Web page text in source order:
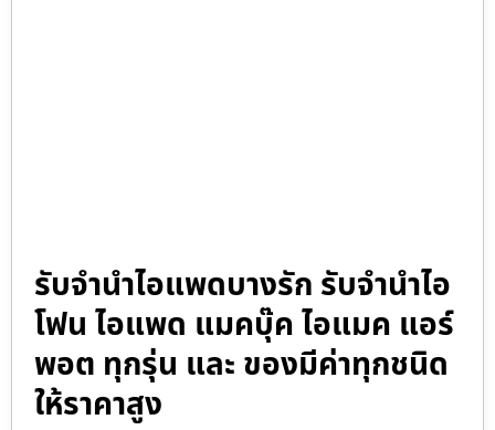
รับจำนำไอแพดบางรัก รับจำนำไอ
โฟน ไอแพด แมคบุ๊ค ไอแมค แอร์
พอต ทุกรุ่น และ ของมีค่าทุกชนิด
ให้ราคาสูง